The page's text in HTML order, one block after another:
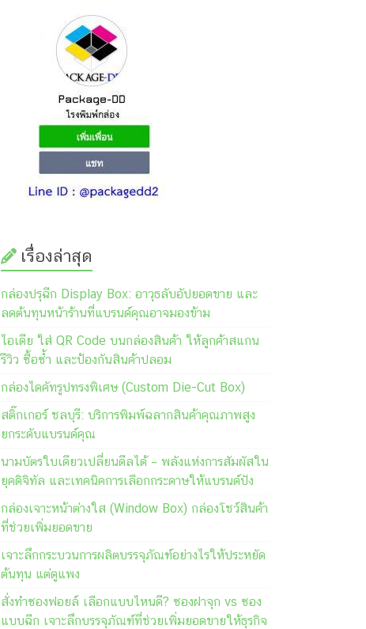
เรื่องล่าสุด
กล่องปรุฉีก Display Box: อาวุธลับอัปยอดขาย และ
ลดต้นทุนหน้าร้านที่แบรนด์คุณอาจมองข้าม
ไอเดีย ใส่ QR Code บนกล่องสินค้า ให้ลูกค้าสแกน
รีวิว ซื้อซ้ำ และป้องกันสินค้าปลอม
กล่องไดคัทรูปทรงพิเศษ (Custom Die-Cut Box)
สติ๊กเกอร์ ชลบุรี: บริการพิมพ์ฉลากสินค้าคุณภาพสูง
ยกระดับแบรนด์คุณ
นามบัตรใบเดียวเปลี่ยนดีลได้ – พลังแห่งการสัมผัสใน
ยุคดิจิทัล และเทคนิคการเลือกกระดาษให้แบรนด์ปัง
กล่องเจาะหน้าต่างใส (Window Box) กล่องโชว์สินค้า
ที่ช่วยเพิ่มยอดขาย
เจาะลึกกระบวนการผลิตบรรจุภัณฑ์อย่างไรให้ประหยัด
ต้นทุน แต่ดูแพง
สั่งทำซองฟอยล์ เลือกแบบไหนดี? ซองฝาจุก vs ซอง
แบบฉีก เจาะลึกบรรจุภัณฑ์ที่ช่วยเพิ่มยอดขายให้ธุรกิจ